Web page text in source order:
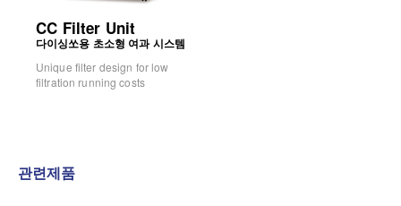
CC Filter Unit
다이싱쏘용 초소형 여과 시스템
Unique filter design for low
filtration running costs
관련제품